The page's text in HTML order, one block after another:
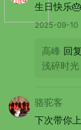
浅碎时光
上一切美的东
生日快乐
2025-09-10
高峰 回复
浅碎时光
骆驼客
下次带你